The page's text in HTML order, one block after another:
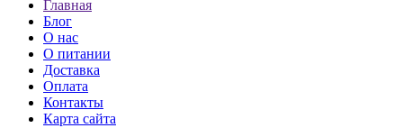
Главная
Блог
О нас
О питании
Доставка
Оплата
Контакты
Карта сайта